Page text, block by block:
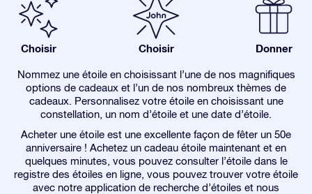
Choisir Choisir Donner
Nommez une étoile en choisissant l’une de nos magnifiques
options de cadeaux et l’un de nos nombreux thèmes de
cadeaux. Personnalisez votre étoile en choisissant une
constellation, un nom d’étoile et une date d’étoile.
Acheter une étoile est une excellente façon de fêter un 50e
anniversaire ! Achetez un cadeau étoile maintenant et en
quelques minutes, vous pouvez consulter l’étoile dans le
registre des étoiles en ligne, vous pouvez trouver votre étoile
avec notre application de recherche d’étoiles et nous